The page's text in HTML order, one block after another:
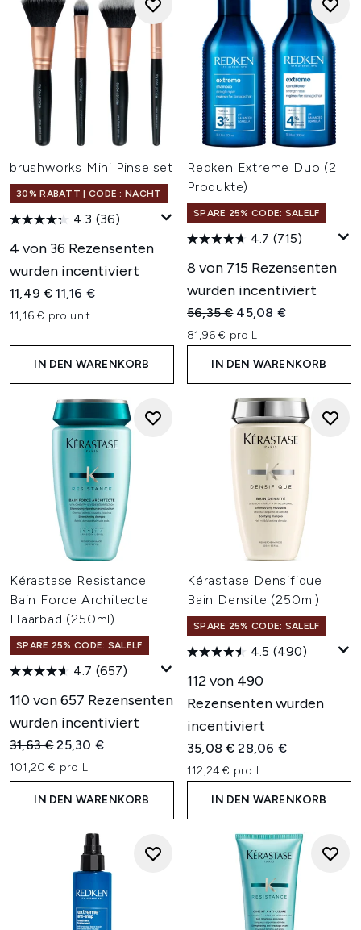
brushworks Mini Pinselset
30% RABATT | CODE : NACHT
4.3 (36)
4 von 36 Rezensenten
wurden incentiviert
Unverbindliche Preisempfehlung:
11,49 €Aktueller Preis:
11,16 €
11,16 € pro unit
IN DEN WARENKORB
Redken Extreme Duo (2
Produkte)
SPARE 25% CODE: SALELF
4.7 (715)
8 von 715 Rezensenten
wurden incentiviert
Unverbindliche
56,35 € Aktueller Preis:
45,08 €
81,96 € pro L
IN DEN WARENKORB
Kérastase Resistance
Bain Force Architecte
Haarbad (250ml)
SPARE 25% CODE: SALELF
4.7 (657)
110 von 657 Rezensenten
wurden incentiviert
Unverbindliche Preisempfehlung:
31,63 €Aktueller Preis:
25,30 €
101,20 € pro L
IN DEN WARENKORB
Kérastase Densifique
Bain Densite (250ml)
SPARE 25% CODE: SALELF
4.5 (490)
112 von 490
Rezensenten wurden
incentiviert
Unverbindliche
35,08 €Aktueller Preis:
28,06 €
112,24 € pro L
IN DEN WARENKORB